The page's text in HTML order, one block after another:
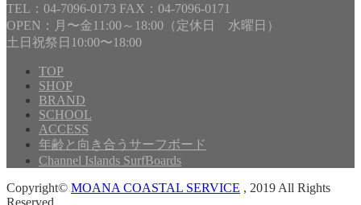
TEL：04-7096-0173 FAX：04-7096-0171
OPEN：月〜金11:00～18:00（定休日 水曜日）
土日祝祭日10:00〜18:00
TOP
SHOP
BRAND
SCHOOL
ACCESS
年齢と向き合うサーフボード
Channel Islands SurfBoards
Copyright© MOANA COASTAL SERVICE , 2019 All Rights
Reserved.